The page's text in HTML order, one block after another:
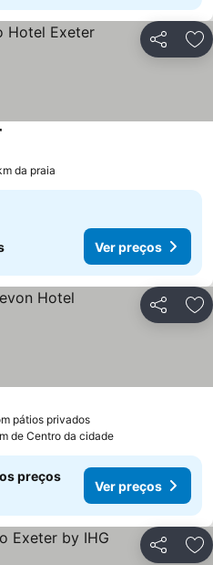
Partilhar
preços
da praia
Ver preços
Partilhar
pátios privadosVer preços
de Centro da cidade
preços
Ver preços
Partilhar